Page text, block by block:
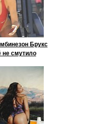
Брукс
не смутило